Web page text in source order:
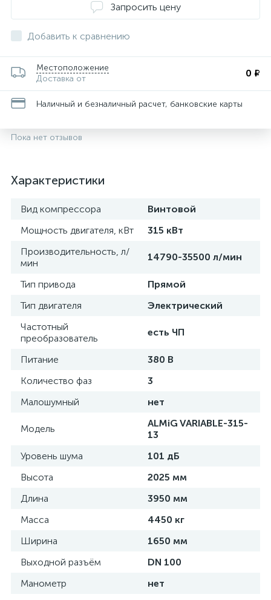
Запросить цену
Добавить к сравнению
Местоположение
Доставка от
0 ₽
Наличный и безналичный расчет, банковские карты
Пока нет отзывов
Характеристики
Вид компрессора
Винтовой
Мощность двигателя, кВт
315 кВт
Производительность, л/
мин
14790-35500 л/мин
Тип привода
Прямой
Тип двигателя
Электрический
Частотный
преобразователь
есть ЧП
Питание
380 В
Количество фаз
3
Малошумный
нет
Модель
ALMiG VARIABLE-315-
13
Уровень шума
101 дБ
Высота
2025 мм
Длина
3950 мм
Масса
4450 кг
Ширина
1650 мм
Выходной разъём
DN 100
Манометр
нет